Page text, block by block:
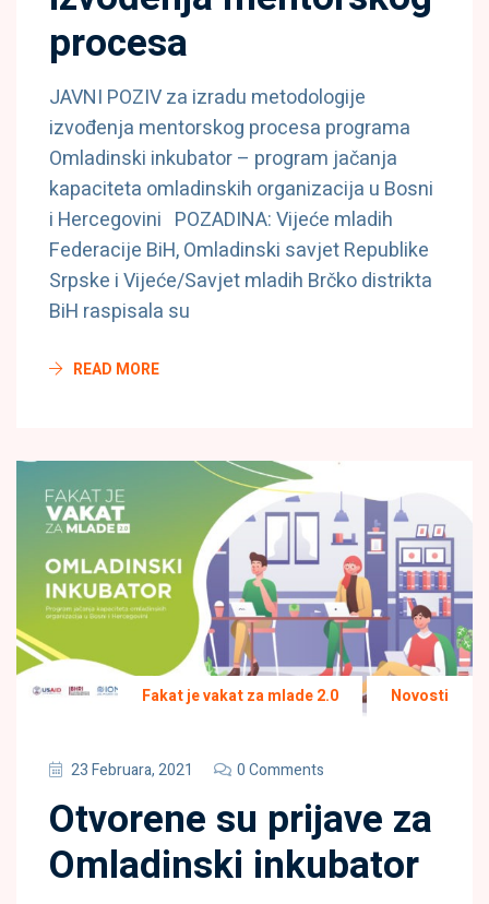
procesa
JAVNI POZIV za izradu metodologije
izvođenja mentorskog procesa programa
Omladinski inkubator – program jačanja
kapaciteta omladinskih organizacija u Bosni
i Hercegovini POZADINA: Vijeće mladih
Federacije BiH, Omladinski savjet Republike
Srpske i Vijeće/Savjet mladih Brčko distrikta
BiH raspisala su
READ MORE
Fakat je vakat za mlade 2.0 Novosti
23 Februara, 2021 0 Comments
Otvorene su prijave za
Omladinski inkubator